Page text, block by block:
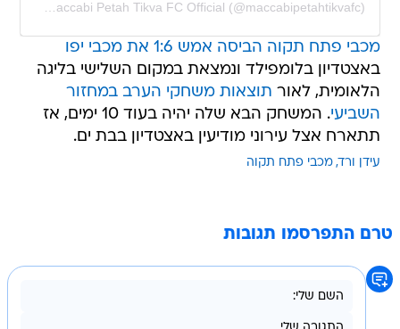
מכבי פתח תקוה הביסה אמש 1:6 את מכבי יפו
באצטדיון בלומפילד ונמצאת במקום השלישי בליגה
הלאומית, לאור תוצאות משחקי הערב במחזור
השביעי
. המשחק הבא שלה יהיה בעוד 10 ימים, אז
תתארח אצל עירוני מודיעין באצטדיון בבת ים.
עידן ורד מכבי פתח תקוה
טרם התפרסמו תגובות